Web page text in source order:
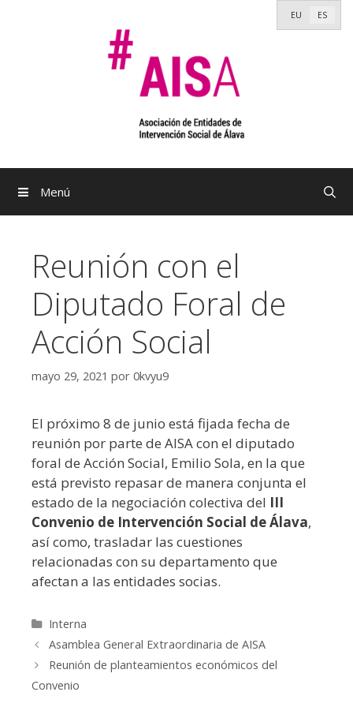
EU ES
Menú
Reunión con el
Diputado Foral de
Acción Social
mayo 29, 2021 por 0kvyu9
El próximo 8 de junio está fijada fecha de
reunión por parte de AISA con el diputado
foral de Acción Social, Emilio Sola, en la que
está previsto repasar de manera conjunta el
estado de la negociación colectiva del III
Convenio de Intervención Social de Álava,
así como, trasladar las cuestiones
relacionadas con su departamento que
afectan a las entidades socias.
Categorías
Interna
Asamblea General Extraordinaria de AISA
Reunión de planteamientos económicos del
Convenio